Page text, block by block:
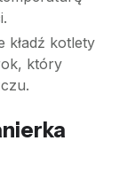
kładź kotlety
który